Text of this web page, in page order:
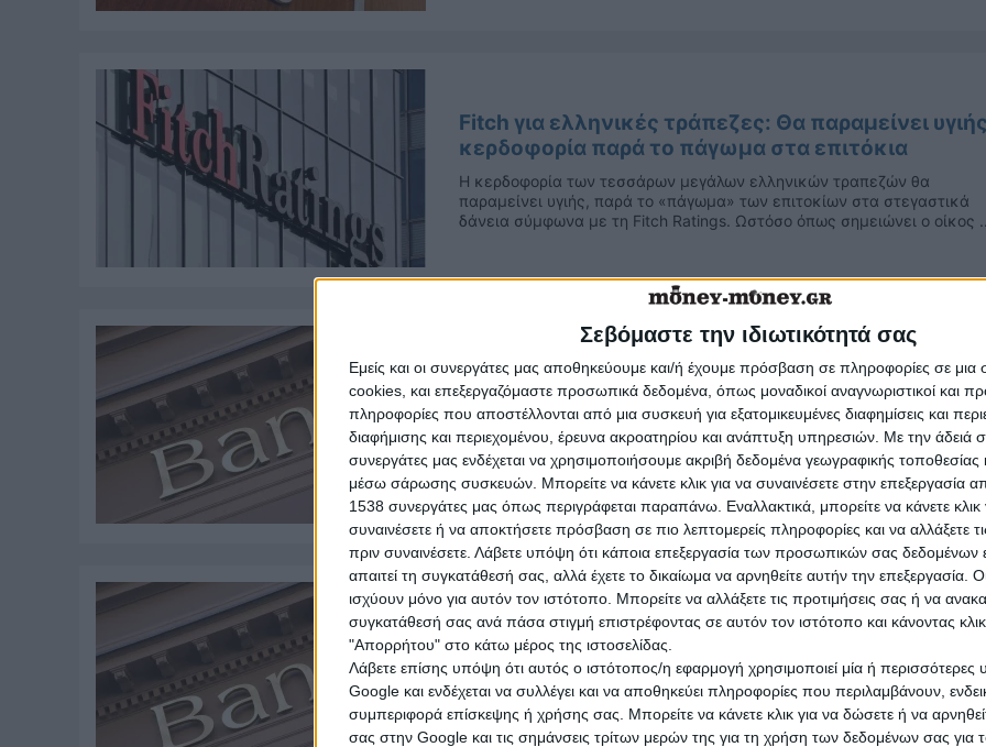
Σεβόμαστε την ιδιωτικότητά σας
Εμείς και οι συνεργάτες μας αποθηκεύουμε και/ή έχουμε πρόσβαση σε πληροφορίες σε
cookies, και επεξεργαζόμαστε προσωπικά δεδομένα, όπως μοναδικοί αναγνωριστικοί και
πληροφορίες που αποστέλλονται από μια συσκευή για εξατομικευμένες διαφημίσεις και
διαφήμισης και περιεχομένου, έρευνα ακροατηρίου και ανάπτυξη υπηρεσιών. Με την άδειά
συνεργάτες μας ενδέχεται να χρησιμοποιήσουμε ακριβή δεδομένα γεωγραφικής τοποθεσίας
μέσω σάρωσης συσκευών. Μπορείτε να κάνετε κλικ για να συναινέσετε στην επεξεργασία
1538 συνεργάτες μας όπως περιγράφεται παραπάνω. Εναλλακτικά, μπορείτε να κάνετε κλικ
συναινέσετε ή να αποκτήσετε πρόσβαση σε πιο λεπτομερείς πληροφορίες και να αλλάξετε
πριν συναινέσετε. Λάβετε υπόψη ότι κάποια επεξεργασία των προσωπικών σας δεδομένων
απαιτεί τη συγκατάθεσή σας, αλλά έχετε το δικαίωμα να αρνηθείτε αυτήν την επεξεργασία.
ισχύουν μόνο για αυτόν τον ιστότοπο. Μπορείτε να αλλάξετε τις προτιμήσεις σας ή να
συγκατάθεσή σας ανά πάσα στιγμή επιστρέφοντας σε αυτόν τον ιστότοπο και κάνοντας
"Απορρήτου" στο κάτω μέρος της ιστοσελίδας.
Λάβετε επίσης υπόψη ότι αυτός ο ιστότοπος/η εφαρμογή χρησιμοποιεί μία ή περισσότερες
Google και ενδέχεται να συλλέγει και να αποθηκεύει πληροφορίες που περιλαμβάνουν,
συμπεριφορά επίσκεψης ή χρήσης σας. Μπορείτε να κάνετε κλικ για να δώσετε ή να
σας στην Google και τις σημάνσεις τρίτων μερών της για τη χρήση των δεδομένων σας
Fitch για ελληνικές τράπεζες: Θα παραμείνει
κερδοφορία παρά το πάγωμα στα επιτόκια
Η κερδοφορία των τεσσάρων μεγάλων ελληνικών τραπεζών θα
παραμείνει υγιής, παρά το «πάγωμα» των επιτοκίων στα στεγαστικά
δάνεια σύμφωνα με τη Fitch Ratings. Ωστόσο όπως σημειώνει ο οίκος
Alpha Finance: Βελτιώνονται συνεχώς οι
προοπτικές των ελληνικών τραπεζών
Αρκετά ανθεκτικές φαίνεται πως είναι οι ελληνικές τράπεζες
με την Alpha Finance, η οποία σημειώνει ότι έχουν τις προοπτικές
να βελτιώσουν τα θεμελιώδη στοιχεία τους παρά την ...
Πρεμ Γουάτσα: Οι ελληνικές τράπεζες είναι πιο
ασφαλείς - Επενδυτική βαθμίδα μετά τις εκλογές
Σε έναν ενάρετο κύκλο ανάπτυξης έχει εισέλθει η Ελλάδα και τα
επόμενα χρόνια θα είναι ιδιαίτερα καλά, υπό την προϋπόθεση πως θα
διατηρηθεί η πολιτική σταθερότητα. Αυτή είναι η εκτίμηση του ...